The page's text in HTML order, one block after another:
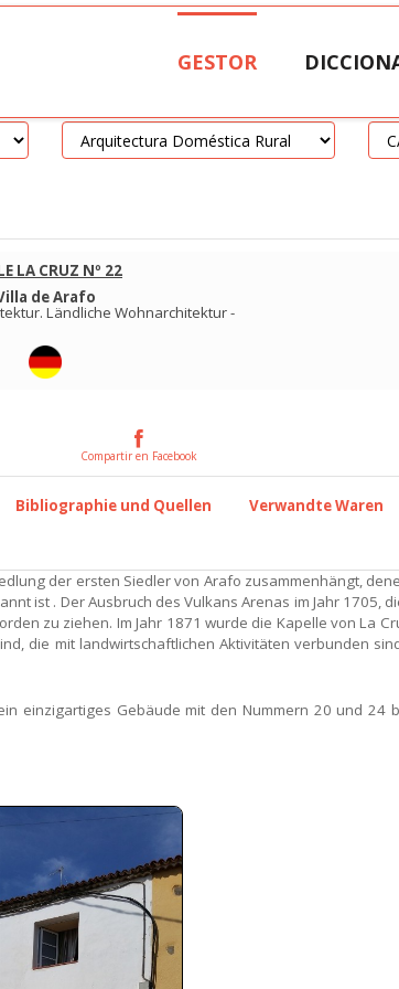
GESTOR
LA CRUZ Nº 22
de Arafo
. Ländliche Wohnarchitektur-
Compartir en Facebook
Bibliographie und Quellen Verwandte Waren
der ersten Siedler von Arafo zusammenhängt,
ist . Der Ausbruch des Vulkans Arenas im Jahr 1705,
zu ziehen. Im Jahr 1871 wurde die Kapelle von La
die mit landwirtschaftlichen Aktivitäten verbunden
einzigartiges Gebäude mit den Nummern 20 und 24